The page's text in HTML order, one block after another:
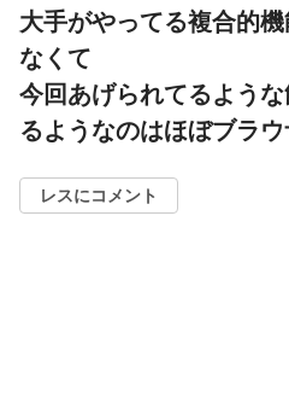
大手がやってる複合的
なくて
今回あげられてるよう
るようなのはほぼブラ
レスにコメント